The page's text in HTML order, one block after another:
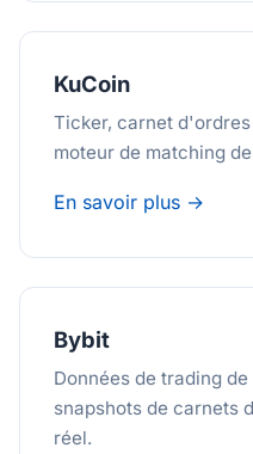
KuCoin
Ticker, carnet
moteur de matching
En savoir plus →
Bybit
Données de trading
snapshots de carnets
réel.